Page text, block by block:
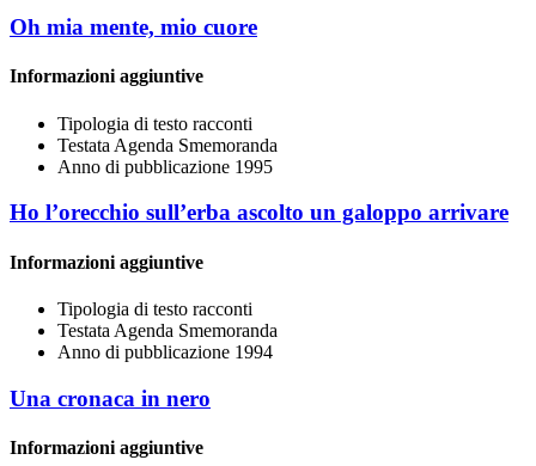
Oh mia mente, mio cuore
Informazioni aggiuntive
Tipologia di testo racconti
Testata Agenda Smemoranda
Anno di pubblicazione 1995
Ho l’orecchio sull’erba ascolto un galoppo arrivare
Informazioni aggiuntive
Tipologia di testo racconti
Testata Agenda Smemoranda
Anno di pubblicazione 1994
Una cronaca in nero
Informazioni aggiuntive